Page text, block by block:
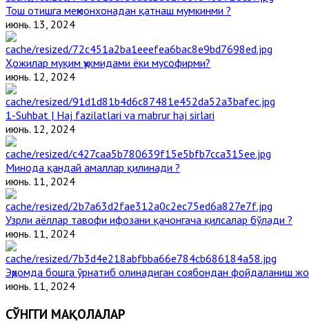
Тош отишга меҳмонхонадан қатнаш мумкинми ?
июнь. 13, 2024
Ҳожилар муқим ҳукмидами ёки мусофирми?
июнь. 12, 2024
1-Suhbat | Haj fazilatlari va mabrur haj sirlari
июнь. 12, 2024
Минода қандай амаллар қилинади ?
июнь. 11, 2024
Узрли аёллар тавофи ифозани қачонгача қилсалар бўлади ?
июнь. 11, 2024
Эҳромда бошга ўрнатиб олинадиган соябондан фойдаланиш
июнь. 11, 2024
СЎНГГИ МАҚОЛАЛАР